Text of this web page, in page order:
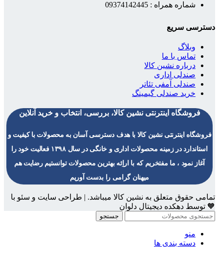
شماره همراه : 09374142445
دسترسی سریع
وبلاگ
تماس با ما
درباره نشین کالا
صندلی اداری
صندلی آمفی تئاتر
خرید صندلی گیمینگ
فروشگاه اینترنتی نشین کالا، بررسی، انتخاب و خرید آنلاین
فروشگاه اینترنتی نشین کالا با هدف دسترسی آسان به محصولات با کیفیت و
استاندارد در زمینه محصولات اداری و خانگی در سال ۱۳۹۸ فعالیت خود را
آغاز نمود ، ما مفتخریم که با اراِئه بهترین محصولات توانستیم رضایت هم
میهنان گرامی را بدست آوریم
تمامی حقوق متعلق به نشین کالا میباشد. | طراحی سایت و سئو با
🧡 توسط دهکده دیجیتال دلوان
جستجو
منو
دسته بندی ها